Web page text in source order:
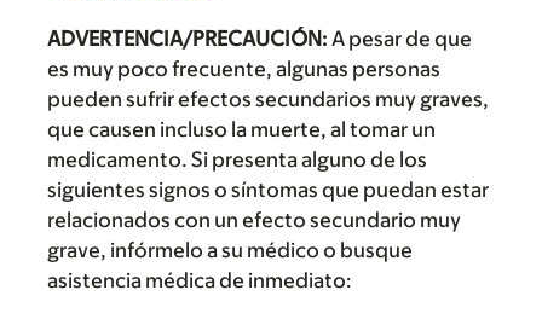
ADVERTENCIA/PRECAUCIÓN: A pesar de que
es muy poco frecuente, algunas personas
pueden sufrir efectos secundarios muy graves,
que causen incluso la muerte, al tomar un
medicamento. Si presenta alguno de los
siguientes signos o síntomas que puedan estar
relacionados con un efecto secundario muy
grave, infórmelo a su médico o busque
asistencia médica de inmediato: